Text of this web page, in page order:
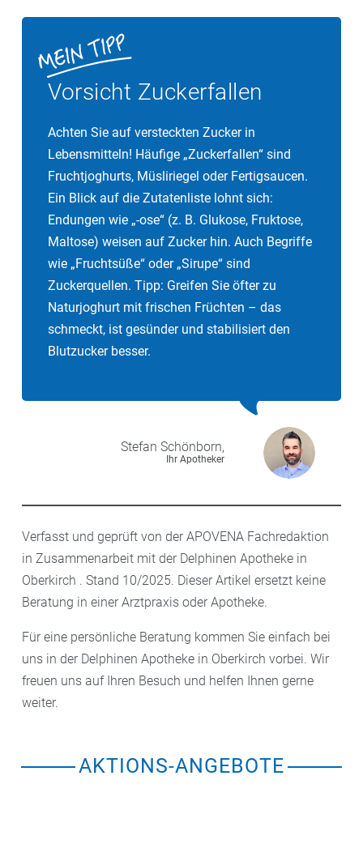
Vorsicht Zuckerfallen
Achten Sie auf versteckten Zucker in
Lebensmitteln! Häufige „Zuckerfallen“ sind
Fruchtjoghurts, Müsliriegel oder Fertigsaucen.
Ein Blick auf die Zutatenliste lohnt sich:
Endungen wie „-ose“ (z. B. Glukose, Fruktose,
Maltose) weisen auf Zucker hin. Auch Begriffe
wie „Fruchtsüße“ oder „Sirupe“ sind
Zuckerquellen. Tipp: Greifen Sie öfter zu
Naturjoghurt mit frischen Früchten – das
schmeckt, ist gesünder und stabilisiert den
Blutzucker besser.
Stefan Schönborn,
Ihr Apotheker
Verfasst und geprüft von der APOVENA Fachredaktion
in Zusammenarbeit mit der Delphinen Apotheke in
Oberkirch . Stand 10/2025. Dieser Artikel ersetzt keine
Beratung in einer Arztpraxis oder Apotheke.
Für eine persönliche Beratung kommen Sie einfach bei
uns in der Delphinen Apotheke in Oberkirch vorbei. Wir
freuen uns auf Ihren Besuch und helfen Ihnen gerne
weiter.
AKTIONS-ANGEBOTE